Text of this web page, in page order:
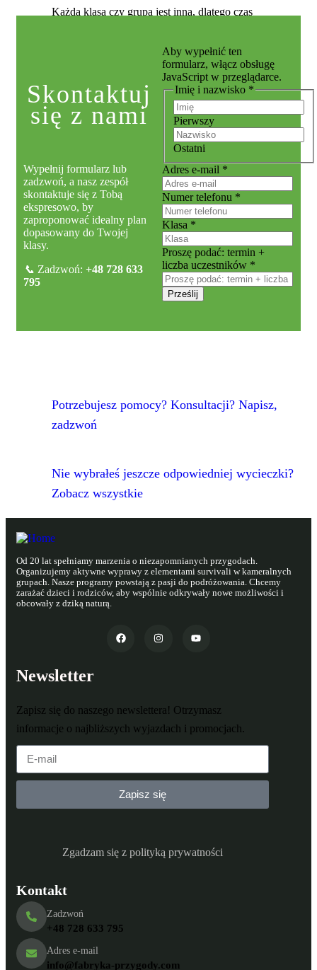
Każda klasa czy grupa jest inna, dlatego czas
Skontaktuj
się z nami
Wypełnij formularz lub
zadzwoń, a nasz zespół
skontaktuje się z Tobą
ekspresowo, by
zaproponować idealny plan
dopasowany do Twojej
klasy.
📞 Zadzwoń: +48 728 633
795
Aby wypełnić ten
formularz, włącz obsługę
JavaScript w przeglądarce.
Imię i nazwisko *
Pierwszy
Ostatni
Układ
Proszę
Adres e-mail *
Numer telefonu *
Klasa *
Proszę podać: termin +
liczba uczestników *
Prześlij
Potrzebujesz pomocy? Konsultacji? Napisz,
zadzwoń
Nie wybrałeś jeszcze odpowiedniej wycieczki?
Zobacz wszystkie
Od 20 lat spełniamy marzenia o niezapomnianych przygodach.
Organizujemy aktywne wyprawy z elementami survivali w kameralnych
grupach. Nasze programy powstają z pasji do podróżowania. Chcemy
zarażać dzieci i rodziców, aby wspólnie odkrywały nowe możliwości i
obcowały z dziką naturą.
Newsletter
Zapisz się do naszego newslettera! Otrzymasz
informacje o najbliższych wyjazdach i promocjach.
Zapisz się
Zgadzam się z polityką prywatności
Kontakt
Zadzwoń
+48 728 633 795
Adres e-mail
info@fabryka-przygody.com